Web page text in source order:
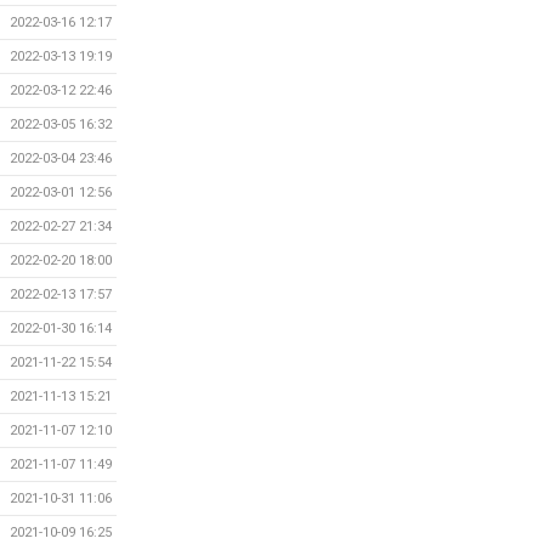
2022-03-16 12:17
2022-03-13 19:19
2022-03-12 22:46
2022-03-05 16:32
2022-03-04 23:46
2022-03-01 12:56
2022-02-27 21:34
2022-02-20 18:00
2022-02-13 17:57
2022-01-30 16:14
2021-11-22 15:54
2021-11-13 15:21
2021-11-07 12:10
2021-11-07 11:49
2021-10-31 11:06
2021-10-09 16:25